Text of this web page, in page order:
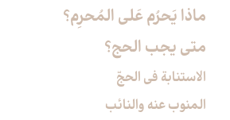
ماذا يَحرُم عَلى المُحرِم؟
متى يجب الحج؟
الاستنابة في الحجّ‏
المنوب عنه والنائب